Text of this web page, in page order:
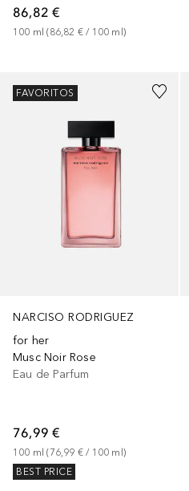
86,82 €
100 ml (86,82 € / 100 ml)
NARCISO RODRIGUEZ
for her
Musc Noir Rose
Eau de Parfum
76,99 €
100 ml (76,99 € / 100 ml)
BEST PRICE
FAVORITOS